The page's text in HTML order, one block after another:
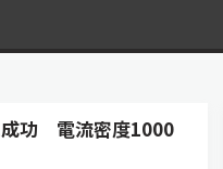
成功 電流密度1000